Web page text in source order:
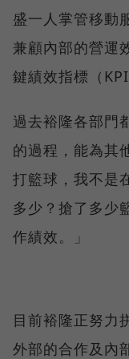
盛一人掌管移動
兼顧內部的營運
鍵績效指標（
過去裕隆各部門
的過程，能為其
打籃球，我不是
多少？搶了多少
作績效。」
目前裕隆正努力
外部的合作及內